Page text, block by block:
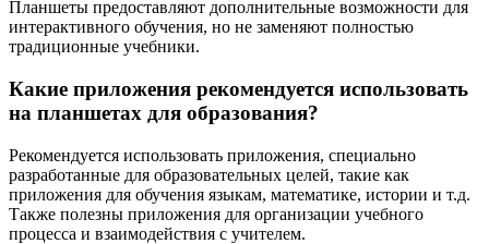
Планшеты предоставляют дополнительные возможности для
интерактивного обучения, но не заменяют полностью
традиционные учебники.
Какие приложения рекомендуется использовать
на планшетах для образования?
Рекомендуется использовать приложения, специально
разработанные для образовательных целей, такие как
приложения для обучения языкам, математике, истории и т.д.
Также полезны приложения для организации учебного
процесса и взаимодействия с учителем.